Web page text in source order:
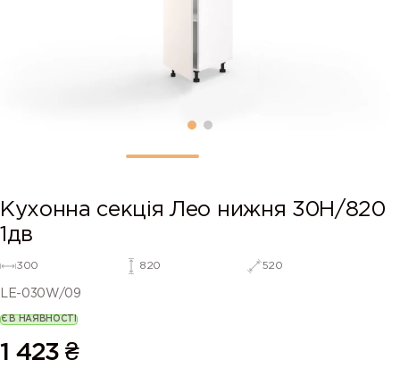
Кухонна секція Лео нижня 30Н/820
1дв
300 820 520
LE-030W/09
Є В НАЯВНОСТІ
1 423 ₴